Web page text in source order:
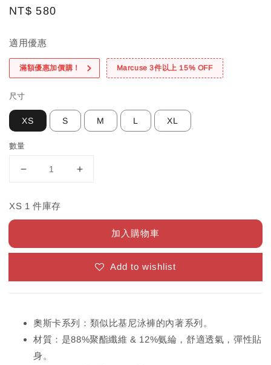
Regular
NT$ 580
適用優惠
滿額優惠加價購！ Marcuse 3件以上 15% OFF
尺寸
XS S M L XL
數量
XS 1 件庫存
加入購物車
Add to wishlist
奧斯卡系列：類似比基尼泳褲的內著系列。
材質：是88%聚酯纖維 & 12%氨綸，舒適透氣，彈性貼
身。